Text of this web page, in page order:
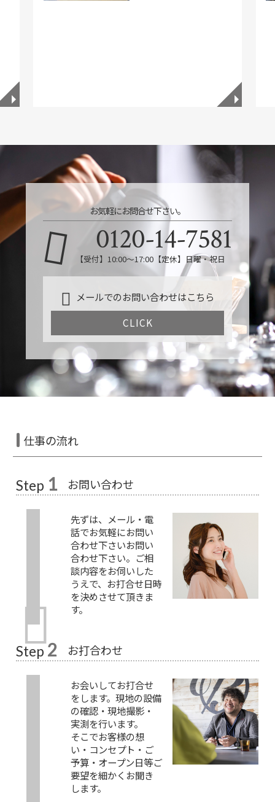
◥ ◥
お気軽にお問合せ下さい。
0120-14-7581
【受付】10:00～17:00【定休】日曜・祝日
メールでのお問い合わせはこちら
CLICK
仕事の流れ
Step 1 お問い合わせ
先ずは、メール・電
話でお気軽にお問い
合わせ下さいお問い
合わせ下さい。ご相
談内容をお伺いした
うえで、お打合せ日時
を決めさせて頂きま
す。
Step 2 お打合わせ
お会いしてお打合せ
をします。現地の設備
の確認・現地撮影・
実測を行います。
そこでお客様の想
い・コンセプト・ご
予算・オープン日等ご
要望を細かくお聞き
します。